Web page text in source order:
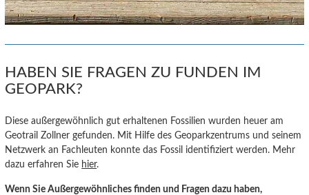
HABEN SIE FRAGEN ZU FUNDEN IM
GEOPARK?
Diese außergewöhnlich gut erhaltenen Fossilien wurden heuer am
Geotrail Zollner gefunden. Mit Hilfe des Geoparkzentrums und seinem
Netzwerk an Fachleuten konnte das Fossil identifiziert werden. Mehr
dazu erfahren Sie hier.
Wenn Sie Außergewöhnliches finden und Fragen dazu haben,